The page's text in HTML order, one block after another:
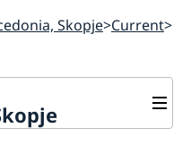
Skopje Current